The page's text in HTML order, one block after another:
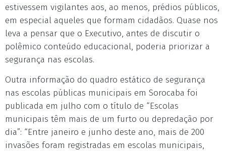
estivessem vigilantes aos, ao menos, prédios públicos,
em especial aqueles que formam cidadãos. Quase nos
leva a pensar que o Executivo, antes de discutir o
polêmico conteúdo educacional, poderia priorizar a
segurança nas escolas.
Outra informação do quadro estático de segurança
nas escolas públicas municipais em Sorocaba foi
publicada em julho com o título de “Escolas
municipais têm mais de um furto ou depredação por
dia”: “Entre janeiro e junho deste ano, mais de 200
invasões foram registradas em escolas municipais,